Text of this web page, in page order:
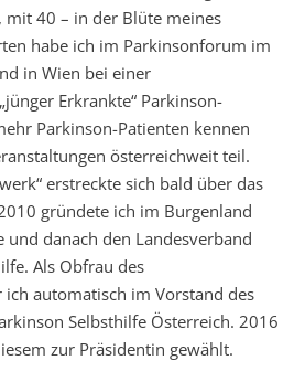
mit 40 – in der Blüte meines
habe ich im Parkinsonforum im
in Wien bei einer
Erkrankte“ Parkinson-
Parkinson-Patienten kennen
österreichweit teil.
erstreckte sich bald über das
gründete ich im Burgenland
und danach den Landesverband
Als Obfrau des
ich automatisch im Vorstand des
Selbsthilfe Österreich. 2016
zur Präsidentin gewählt.